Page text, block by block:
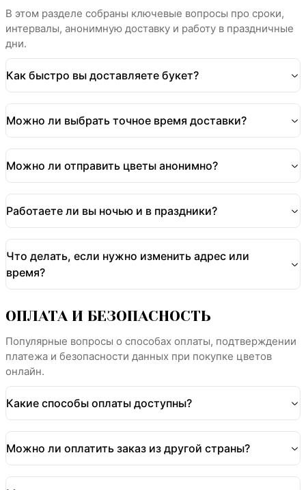
В этом разделе собраны ключевые вопросы про сроки,
интервалы, анонимную доставку и работу в праздничные
дни.
Как быстро вы доставляете букет?
Можно ли выбрать точное время доставки?
Можно ли отправить цветы анонимно?
Работаете ли вы ночью и в праздники?
Что делать, если нужно изменить адрес или
время?
ОПЛАТА И БЕЗОПАСНОСТЬ
Популярные вопросы о способах оплаты, подтверждении
платежа и безопасности данных при покупке цветов
онлайн.
Какие способы оплаты доступны?
Можно ли оплатить заказ из другой страны?